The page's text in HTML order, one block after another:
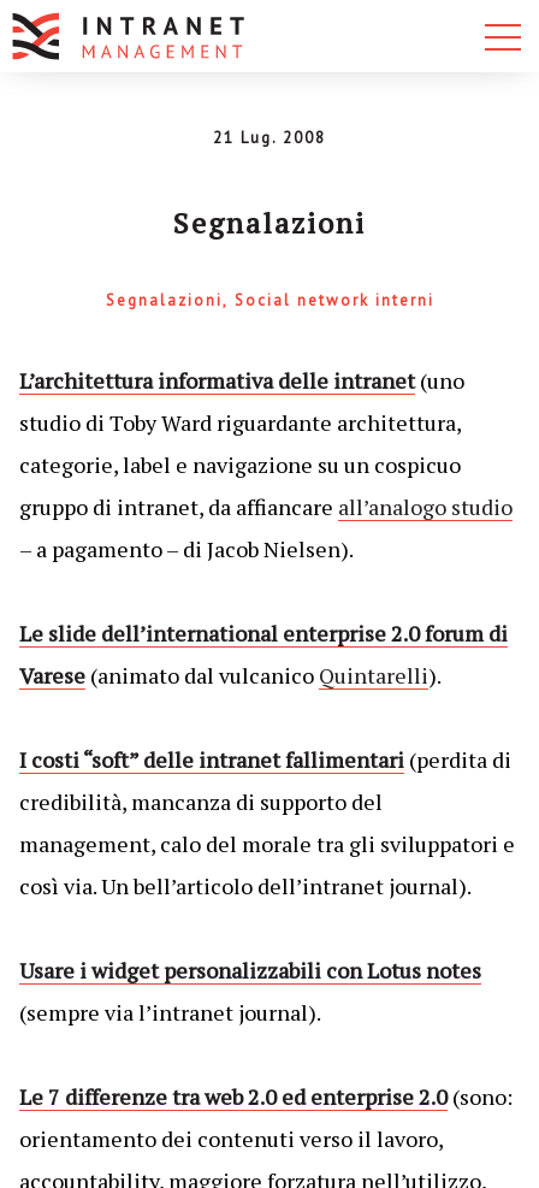
21 Lug. 2008
Segnalazioni
Segnalazioni Social network interni
L’architettura informativa delle intranet(uno
studio di Toby Ward riguardante architettura,
categorie, label e navigazione su un cospicuo
gruppo di intranet, da affiancare all’analogo studio
– a pagamento – di Jacob Nielsen).
Le slide dell’international enterprise 2.0 forum di
Varese(animato dal vulcanico Quintarelli).
I costi “soft” delle intranet fallimentari(perdita di
credibilità, mancanza di supporto del
management, calo del morale tra gli sviluppatori e
così via. Un bell’articolo dell’intranet journal).
Usare i widget personalizzabili con Lotus notes
(sempre via l’intranet journal).
Le 7 differenze tra web 2.0 ed enterprise 2.0(sono:
orientamento dei contenuti verso il lavoro,
accountability, maggiore forzatura nell’utilizzo,